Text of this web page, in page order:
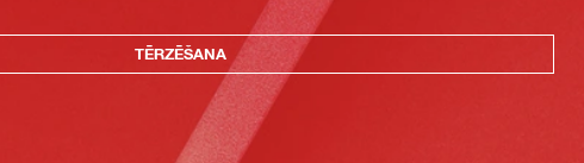
TĒRZĒŠANA